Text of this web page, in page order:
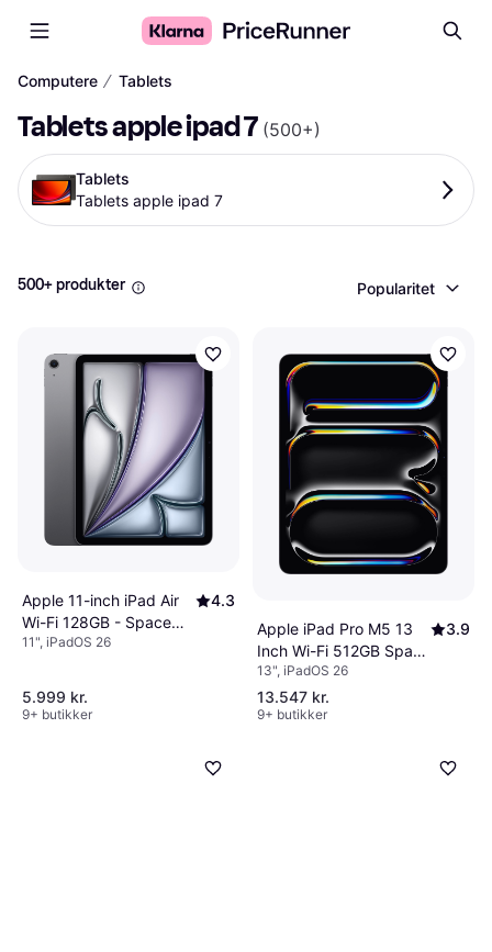
Computere ∕ Tablets
Tablets apple ipad 7 (500+)
Tablets
Tablets apple ipad 7
500+ produkter Popularitet
Apple 11-inch iPad Air
Wi-Fi 128GB - Space
Gray (M4)
4.3
11", iPadOS 26
5.999 kr.
9+ butikker
Apple iPad Pro M5 13
Inch Wi-Fi 512GB Space
Black
3.9
13", iPadOS 26
13.547 kr.
9+ butikker